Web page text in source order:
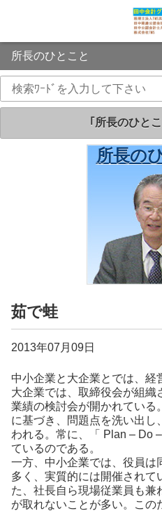
所長のひとこと
｢所長のひと
｢所長のひとこと｣
所長の
茹で蛙
2013年07月09日
中小企業と大企業とでは、経
大企業では、取締役会が組織
業績の検討会が開かれている
に基づき、問題点を洗い出
われる。常に、「 Plan – Do –
ているのである。
一方、中小企業では、役員は
多く、実質的には開催されて
た、社長自ら現場従業員も兼
が取れないことが多い。この